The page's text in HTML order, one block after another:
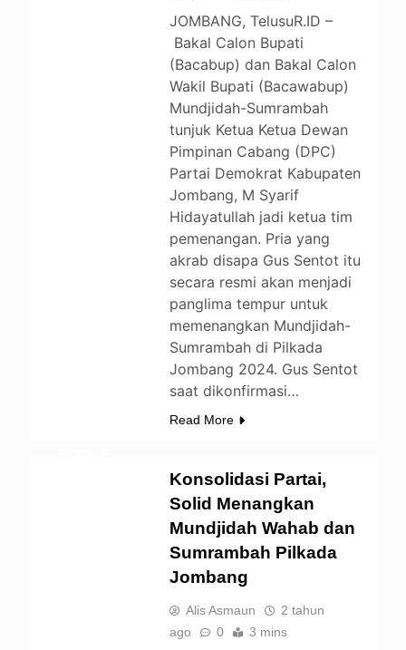
JOMBANG, TelusuR.ID –
Bakal Calon Bupati
(Bacabup) dan Bakal Calon
Wakil Bupati (Bacawabup)
Mundjidah-Sumrambah
tunjuk Ketua Ketua Dewan
Pimpinan Cabang (DPC)
Partai Demokrat Kabupaten
Jombang, M Syarif
Hidayatullah jadi ketua tim
pemenangan. Pria yang
akrab disapa Gus Sentot itu
secara resmi akan menjadi
panglima tempur untuk
memenangkan Mundjidah-
Sumrambah di Pilkada
Jombang 2024. Gus Sentot
saat dikonfirmasi…
Read More
Konsolidasi Partai,
Solid Menangkan
Mundjidah Wahab dan
Sumrambah Pilkada
Jombang
Alis Asmaun
2 tahun
ago
0 3 mins